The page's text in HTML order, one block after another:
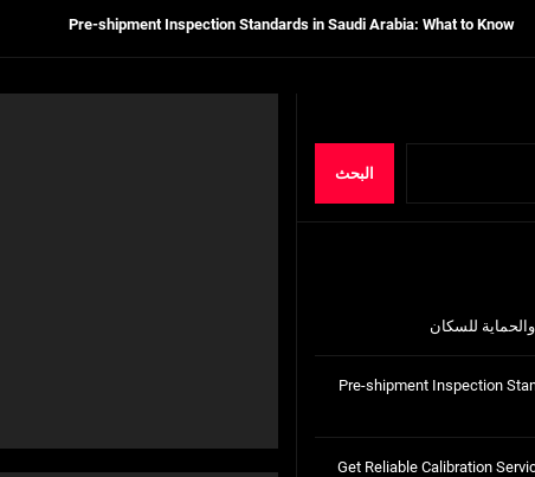
Get Reliable Calibration Services in Port Said for Your Needs
فتح اقفال الزهراء: تحقيق الأمان والحماية للسكان
Pre-shipment Inspection Standards in Saudi Arabia: What to Know
Ultrasonic Thickness Gauge Inspection in Egypt: Ensuring Structural Integrity
البحث
للسكان
Pre-shipment Inspection
Get Reliable Calibration